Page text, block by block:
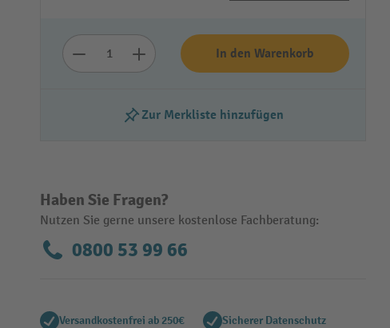
In den Warenkorb
Zur Merkliste hinzufügen
Haben Sie Fragen?
Nutzen Sie gerne unsere kostenlose Fachberatung:
0800 53 99 66
Versandkostenfrei ab 250€ Sicherer Datenschutz